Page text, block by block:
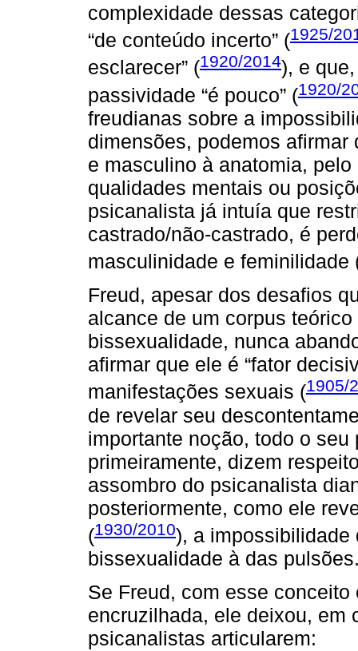
complexidade dessas
“de conteúdo incerto” (1925/
esclarecer” (1920/2014), e
passividade “é pouco” (1920/
freudianas sobre a
dimensões, podemos
e masculino à anatomia,
qualidades mentais ou
psicanalista já intuía que
castrado/não-castrado, é
masculinidade e feminilidade
Freud, apesar dos desafios
alcance de um corpus
bissexualidade, nunca
afirmar que ele é “fator
manifestações sexuais (1905/
de revelar seu
importante noção, todo o
primeiramente, dizem
assombro do psicanalista
posteriormente, como ele
(1930/2010), a impossibilidade
bissexualidade à das
Se Freud, com esse
encruzilhada, ele deixou, em
psicanalistas articularem: